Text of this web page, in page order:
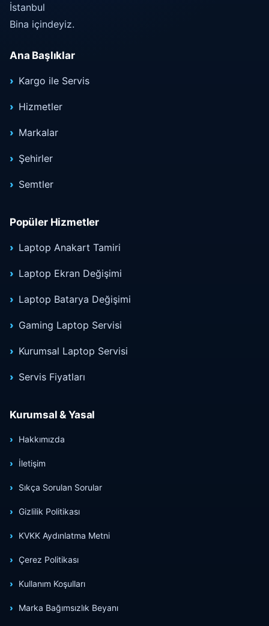
İstanbul
Bina içindeyiz.
Ana Başlıklar
Kargo ile Servis
Hizmetler
Markalar
Şehirler
Semtler
Popüler Hizmetler
Laptop Anakart Tamiri
Laptop Ekran Değişimi
Laptop Batarya Değişimi
Gaming Laptop Servisi
Kurumsal Laptop Servisi
Servis Fiyatları
Kurumsal & Yasal
Hakkımızda
İletişim
Sıkça Sorulan Sorular
Gizlilik Politikası
KVKK Aydınlatma Metni
Çerez Politikası
Kullanım Koşulları
Marka Bağımsızlık Beyanı